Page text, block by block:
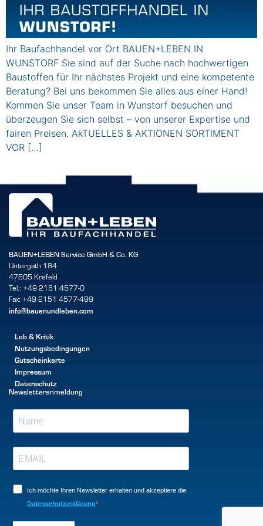
Ihr Baufachhandel vor Ort BAUEN+LEBEN IN
WUNSTORF Sie sind auf der Suche nach hochwertigen
Baustoffen für Ihr nächstes Projekt und eine kompetente
Beratung? Bei uns bekommen Sie alles aus einer Hand!
Kommen Sie unser Team in Wunstorf besuchen und
überzeugen Sie sich selbst – von unserer Expertise und
fairen Preisen. AkTUELLES & AKTIONEN SORTIMENT
VOR […]
BAUEN+LEBEN Service GmbH & Co. KG
Untergath 184
47805 Krefeld
Tel.: +49 2151 4577-0
Fax: +49 2151 4577-499
info@bauenundleben.com
Lob & Kritik
Nutzungsbedingungen
Gutscheinkarte
Impressum
Datenschutz
Newsletteranmeldung
Ich möchte Ihren Newsletter erhalten und akzeptiere die
Datenschutzerklärung